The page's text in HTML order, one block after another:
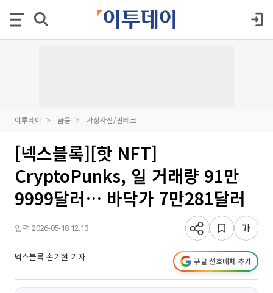
이투데이 금융 가상자산/핀테크
[넥스블록][핫 NFT]
CryptoPunks, 일 거래량 91만
9999달러… 바닥가 7만281달러
입력 2026-05-18 12:13
넥스블록 손기현 기자 구글 선호매체 추가